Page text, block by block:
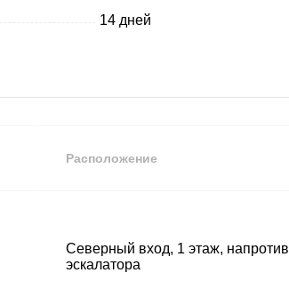
14 дней
Расположение
Северный вход, 1 этаж, напротив
эскалатора